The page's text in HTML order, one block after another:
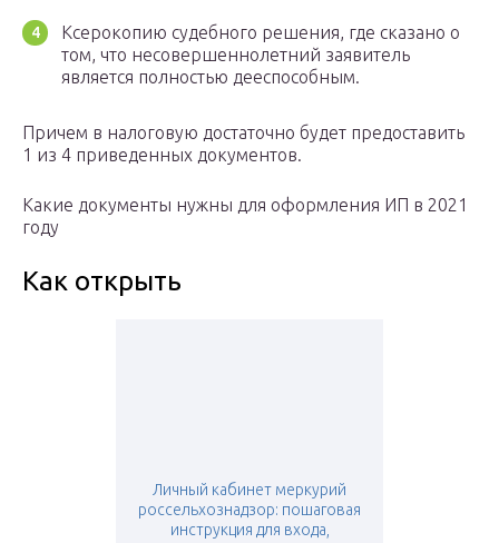
Ксерокопию судебного решения, где сказано о
том, что несовершеннолетний заявитель
является полностью дееспособным.
Причем в налоговую достаточно будет предоставить
1 из 4 приведенных документов.
Какие документы нужны для оформления ИП в 2021
году
Как открыть
Личный кабинет меркурий
россельхознадзор: пошаговая
инструкция для входа,